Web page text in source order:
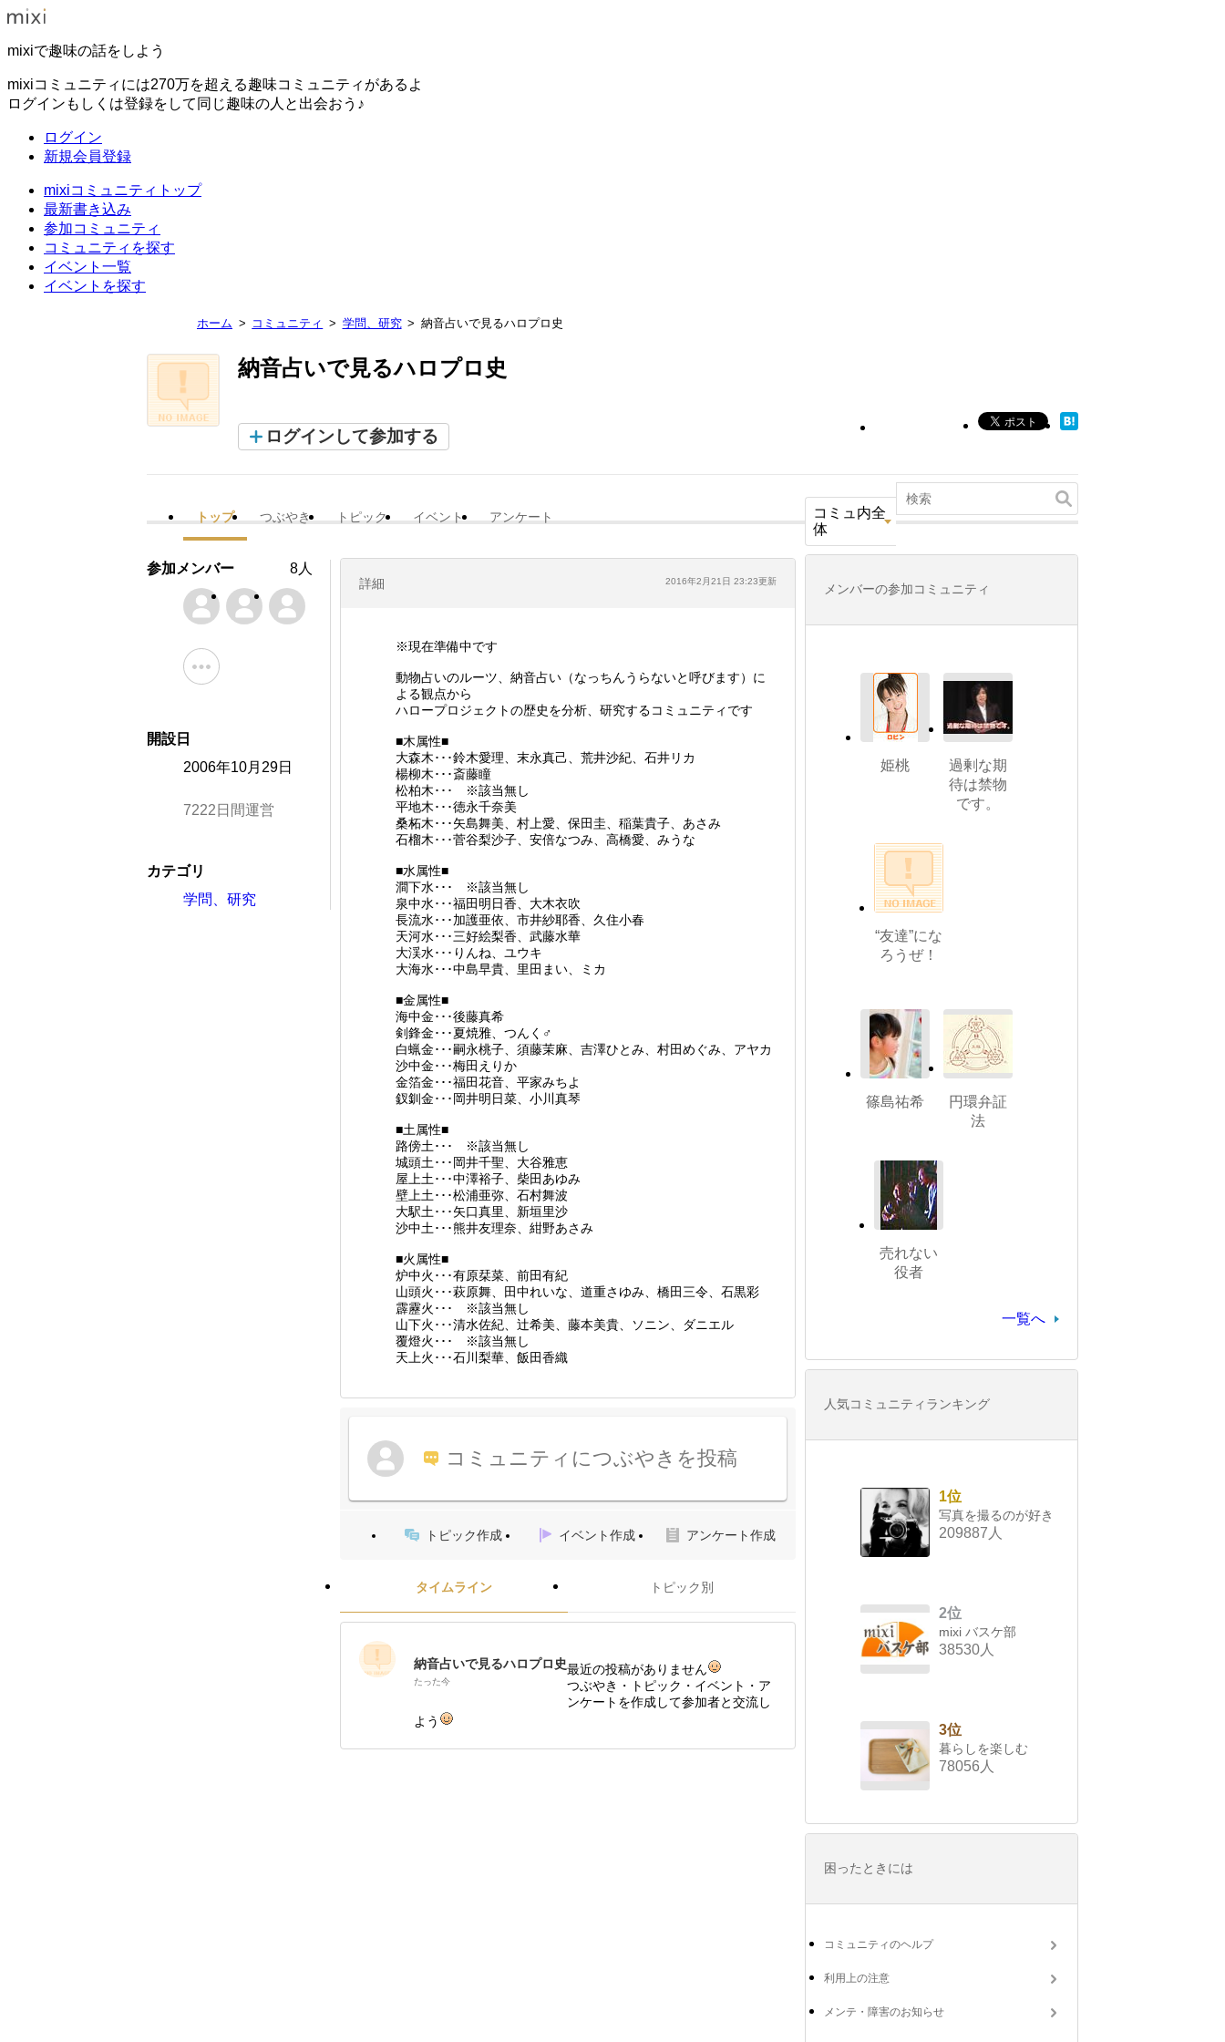
mixiで趣味の話をしよう
mixiコミュニティには270万を超える趣味コミュニティがあるよ
ログインもしくは登録をして同じ趣味の人と出会おう♪
ログイン
新規会員登録
mixiコミュニティトップ
最新書き込み
参加コミュニティ
コミュニティを探す
イベント一覧
イベントを探す
ホーム コミュニティ 学問、研究 納音占いで見るハロプロ史
納音占いで見るハロプロ史
ログインして参加する
トップ つぶやき トピック イベント アンケート
コミュ内全
体
詳細 2016年2月21日 23:23更新
※現在準備中です
動物占いのルーツ、納音占い（なっちんうらないと呼びます）に
よる観点から
ハロープロジェクトの歴史を分析、研究するコミュニティです
■木属性■
大森木･･･鈴木愛理、末永真己、荒井沙紀、石井リカ
楊柳木･･･斎藤瞳
松柏木･･･ ※該当無し
平地木･･･徳永千奈美
桑柘木･･･矢島舞美、村上愛、保田圭、稲葉貴子、あさみ
石榴木･･･菅谷梨沙子、安倍なつみ、高橋愛、みうな
■水属性■
澗下水･･･ ※該当無し
泉中水･･･福田明日香、大木衣吹
長流水･･･加護亜依、市井紗耶香、久住小春
天河水･･･三好絵梨香、武藤水華
大渓水･･･りんね、ユウキ
大海水･･･中島早貴、里田まい、ミカ
■金属性■
海中金･･･後藤真希
剣鋒金･･･夏焼雅、つんく♂
白蝋金･･･嗣永桃子、須藤茉麻、吉澤ひとみ、村田めぐみ、アヤカ
沙中金･･･梅田えりか
金箔金･･･福田花音、平家みちよ
釵釧金･･･岡井明日菜、小川真琴
■土属性■
路傍土･･･ ※該当無し
城頭土･･･岡井千聖、大谷雅恵
屋上土･･･中澤裕子、柴田あゆみ
壁上土･･･松浦亜弥、石村舞波
大駅土･･･矢口真里、新垣里沙
沙中土･･･熊井友理奈、紺野あさみ
■火属性■
炉中火･･･有原栞菜、前田有紀
山頭火･･･萩原舞、田中れいな、道重さゆみ、橋田三令、石黒彩
霹靂火･･･ ※該当無し
山下火･･･清水佐紀、辻希美、藤本美貴、ソニン、ダニエル
覆燈火･･･ ※該当無し
天上火･･･石川梨華、飯田香織
コミュニティにつぶやきを投稿
トピック作成 イベント作成 アンケート作成
タイムライン トピック別
納音占いで見るハロプロ史
たった今
最近の投稿がありません
つぶやき・トピック・イベント・ア
ンケートを作成して参加者と交流し
よう
参加メンバー 8人
開設日
2006年10月29日
7222日間運営
カテゴリ
学問、研究
メンバーの参加コミュニティ
姫桃
過剰な期
待は禁物
です。
“友達”にな
ろうぜ！
篠島祐希
円環弁証
法
売れない
役者
一覧へ
人気コミュニティランキング
1位
写真を撮るのが好き
209887人
2位
mixi バスケ部
38530人
3位
暮らしを楽しむ
78056人
困ったときには
コミュニティのヘルプ
利用上の注意
メンテ・障害のお知らせ